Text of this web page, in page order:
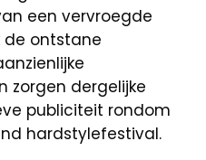
een vervroegde
de ontstane
zorgen dergelijke
publiciteit rondom
hardstylefestival.